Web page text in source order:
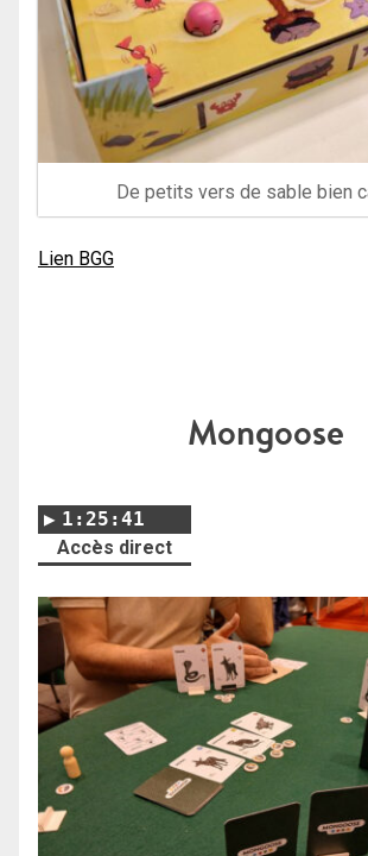
De petits vers de sable bien
Lien BGG
Mongoose
1:25:41
Accès direct